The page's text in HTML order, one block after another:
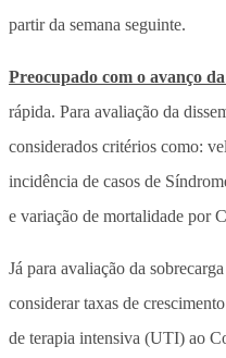
partir da semana seguinte.
Preocupado com o avanço
rápida. Para avaliação da
considerados critérios como:
incidência de casos de
e variação de mortalidade por
Já para avaliação da
considerar taxas de
de terapia intensiva (UTI) ao